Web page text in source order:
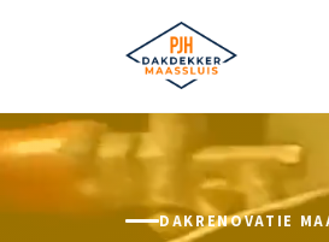
DAKRENOVATIE